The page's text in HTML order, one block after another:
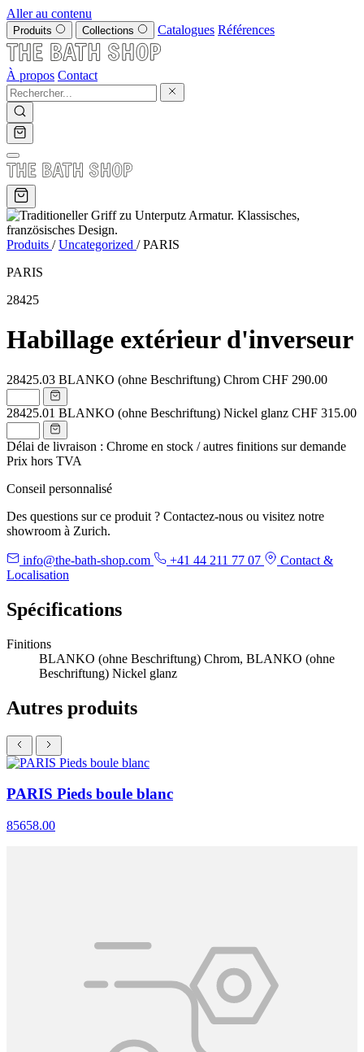
Aller au contenu
Produits Collections Catalogues Références
À propos Contact
Produits / Uncategorized / PARIS
PARIS
28425
Habillage extérieur d'inverseur
28425.03 BLANKO (ohne Beschriftung) Chrom CHF 290.00
28425.01 BLANKO (ohne Beschriftung) Nickel glanz CHF 315.00
Délai de livraison : Chrome en stock / autres finitions sur demande
Prix hors TVA
Conseil personnalisé
Des questions sur ce produit ? Contactez-nous ou visitez notre
showroom à Zurich.
info@the-bath-shop.com +41 44 211 77 07
Contact &
Localisation
Spécifications
Finitions
BLANKO (ohne Beschriftung) Chrom, BLANKO (ohne
Beschriftung) Nickel glanz
Autres produits
PARIS Pieds boule blanc
85658.00